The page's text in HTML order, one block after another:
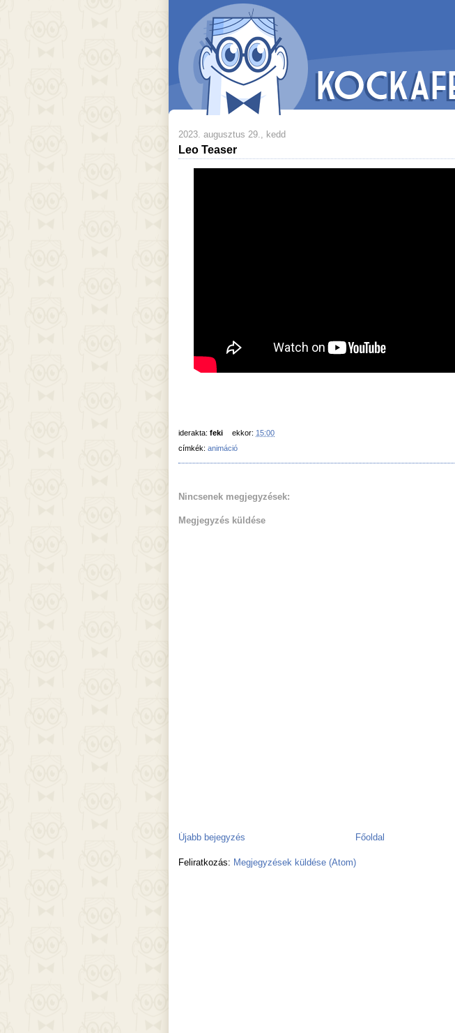
2023. augusztus 29., kedd
Leo Teaser
iderakta: feki ekkor: 15:00
címkék: animáció
Nincsenek megjegyzések:
Megjegyzés küldése
Újabb bejegyzés Főoldal
Feliratkozás: Megjegyzések küldése (Atom)